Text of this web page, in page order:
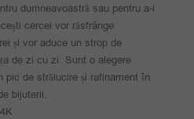
dumneavoastră sau pentru a-i
cercei vor răsfrânge
și vor aduce un strop de
de zi cu zi. Sunt o alegere
pic de strălucire și rafinament în
bijuterii.